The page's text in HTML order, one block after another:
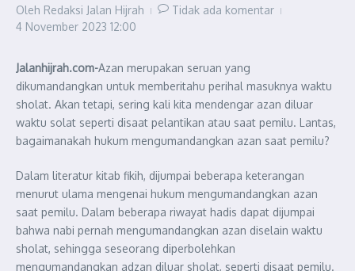
Oleh Redaksi Jalan Hijrah
Tidak ada komentar
4 November 2023 12:00
Jalanhijrah.com-Azan merupakan seruan yang
dikumandangkan untuk memberitahu perihal masuknya waktu
sholat. Akan tetapi, sering kali kita mendengar azan diluar
waktu solat seperti disaat pelantikan atau saat pemilu. Lantas,
bagaimanakah hukum mengumandangkan azan saat pemilu?
Dalam literatur kitab fikih, dijumpai beberapa keterangan
menurut ulama mengenai hukum mengumandangkan azan
saat pemilu. Dalam beberapa riwayat hadis dapat dijumpai
bahwa nabi pernah mengumandangkan azan diselain waktu
sholat, sehingga seseorang diperbolehkan
mengumandangkan adzan diluar sholat, seperti disaat pemilu.